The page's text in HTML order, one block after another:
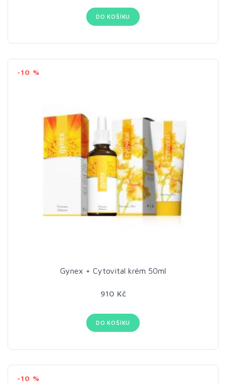
DO KOŠÍKU
-10 %
Gynex + Cytovital krém 50ml
910 Kč
DO KOŠÍKU
-10 %